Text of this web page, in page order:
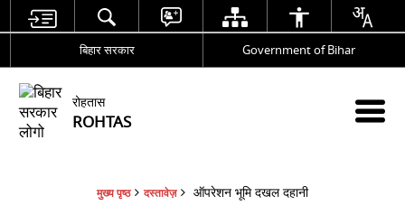
बिहार सरकार Government of Bihar
रोहतास
ROHTAS
मुख्य पृष्ठ दस्तावेज़ ऑपरेशन भूमि दखल दहानी